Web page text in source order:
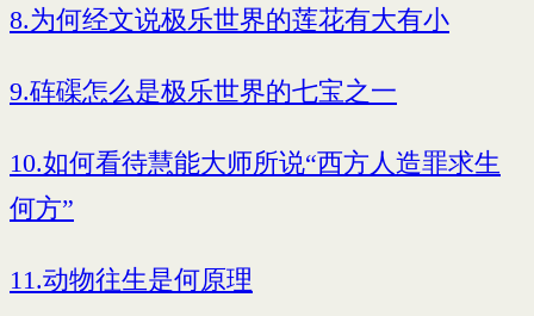
8.为何经文说极乐世界的莲花有大有小
9.砗磲怎么是极乐世界的七宝之一
10.如何看待慧能大师所说“西方人造罪求生
何方”
11.动物往生是何原理